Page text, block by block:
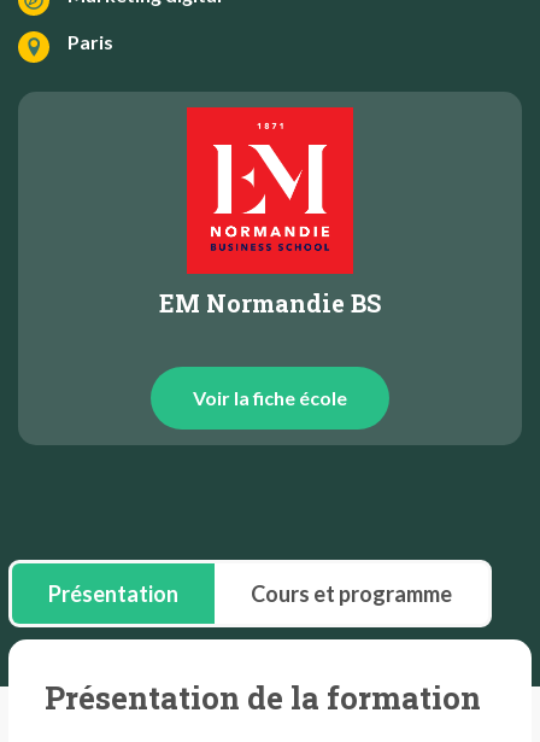
Paris
EM Normandie BS
Voir la fiche école
Présentation Cours et programme
Présentation de la formation